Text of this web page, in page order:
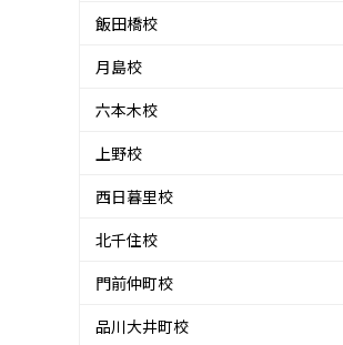
飯田橋校
月島校
六本木校
上野校
西日暮里校
北千住校
門前仲町校
品川大井町校